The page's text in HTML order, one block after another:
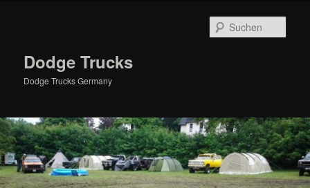
Dodge Trucks
Dodge Trucks Germany